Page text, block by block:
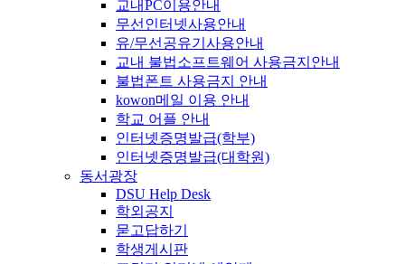
교내PC이용안내
무선인터넷사용안내
유/무선공유기사용안내
교내 불법소프트웨어 사용금지안내
불법폰트 사용금지 안내
kowon메일 이용 안내
학교 어플 안내
인터넷증명발급(학부)
인터넷증명발급(대학원)
동서광장
DSU Help Desk
학외공지
묻고답하기
학생게시판